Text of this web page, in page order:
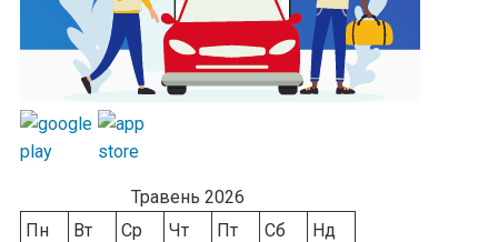
Травень 2026
Пн
Вт Ср Чт Пт Сб Нд